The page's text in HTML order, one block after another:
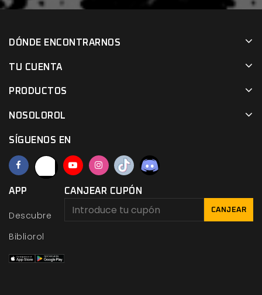
DÓNDE ENCONTRARNOS
TU CUENTA
PRODUCTOS
NOSOLOROL
SÍGUENOS EN
APP
Descubre
Bibliorol
CANJEAR CUPÓN
CANJEAR